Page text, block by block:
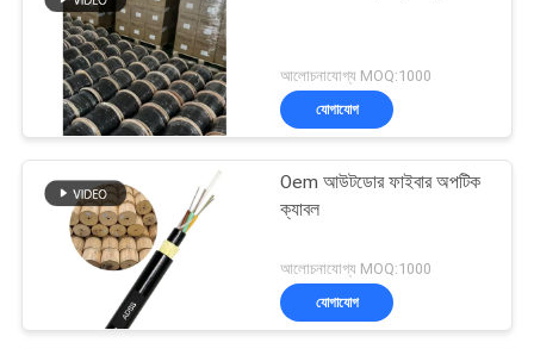
আলোচনাযোগ্য MOQ:1000
যোগাযোগ
Oem আউটডোর ফাইবার অপটিক
ক্যাবল
আলোচনাযোগ্য MOQ:1000
যোগাযোগ